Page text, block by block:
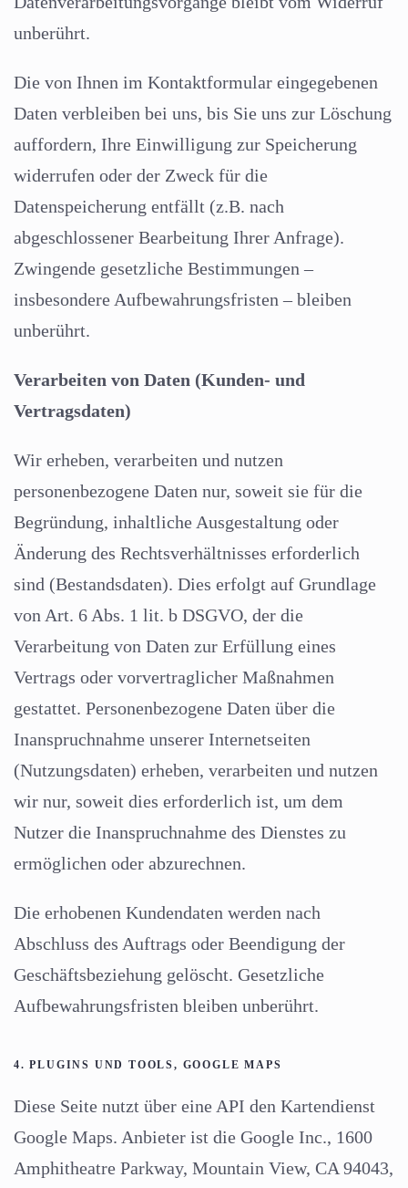
unberührt.
Die von Ihnen im Kontaktformular eingegebenen
Daten verbleiben bei uns, bis Sie uns zur Löschung
auffordern, Ihre Einwilligung zur Speicherung
widerrufen oder der Zweck für die
Datenspeicherung entfällt (z.B. nach
abgeschlossener Bearbeitung Ihrer Anfrage).
Zwingende gesetzliche Bestimmungen –
insbesondere Aufbewahrungsfristen – bleiben
unberührt.
Verarbeiten von Daten (Kunden- und
Vertragsdaten)
Wir erheben, verarbeiten und nutzen
personenbezogene Daten nur, soweit sie für die
Begründung, inhaltliche Ausgestaltung oder
Änderung des Rechtsverhältnisses erforderlich
sind (Bestandsdaten). Dies erfolgt auf Grundlage
von Art. 6 Abs. 1 lit. b DSGVO, der die
Verarbeitung von Daten zur Erfüllung eines
Vertrags oder vorvertraglicher Maßnahmen
gestattet. Personenbezogene Daten über die
Inanspruchnahme unserer Internetseiten
(Nutzungsdaten) erheben, verarbeiten und nutzen
wir nur, soweit dies erforderlich ist, um dem
Nutzer die Inanspruchnahme des Dienstes zu
ermöglichen oder abzurechnen.
Die erhobenen Kundendaten werden nach
Abschluss des Auftrags oder Beendigung der
Geschäftsbeziehung gelöscht. Gesetzliche
Aufbewahrungsfristen bleiben unberührt.
4. PLUGINS UND TOOLS, GOOGLE MAPS
Diese Seite nutzt über eine API den Kartendienst
Google Maps. Anbieter ist die Google Inc., 1600
Amphitheatre Parkway, Mountain View, CA 94043,